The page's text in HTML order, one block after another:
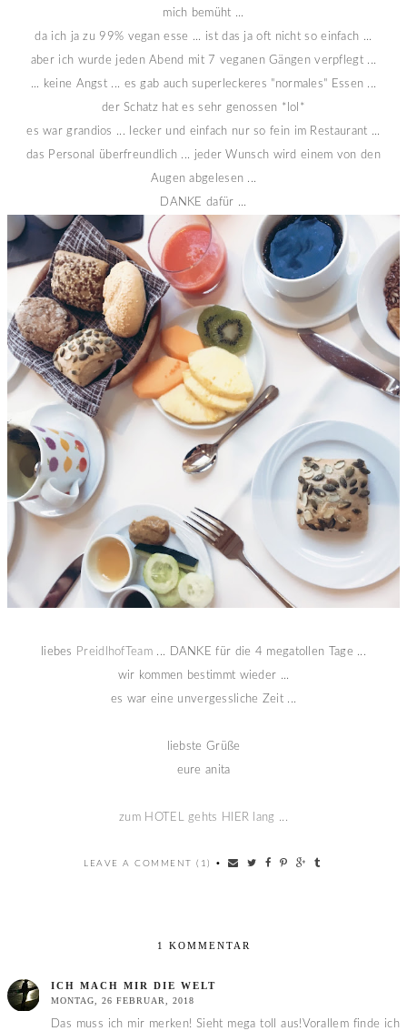
mich bemüht ...
da ich ja zu 99% vegan esse ... ist das ja oft nicht so einfach ...
aber ich wurde jeden Abend mit 7 veganen Gängen verpflegt ...
... keine Angst ... es gab auch superleckeres "normales" Essen ...
der Schatz hat es sehr genossen *lol*
es war grandios ... lecker und einfach nur so fein im Restaurant ...
das Personal überfreundlich ... jeder Wunsch wird einem von den
Augen abgelesen ...
DANKE dafür ...
liebes PreidlhofTeam ... DANKE für die 4 megatollen Tage ...
wir kommen bestimmt wieder ...
es war eine unvergessliche Zeit ...
liebste Grüße
eure anita
zum HOTEL gehts HIER lang ...
LEAVE A COMMENT (1) •
1 KOMMENTAR
ICH MACH MIR DIE WELT
MONTAG, 26 FEBRUAR, 2018
Das muss ich mir merken! Sieht mega toll aus!Vorallem finde ich